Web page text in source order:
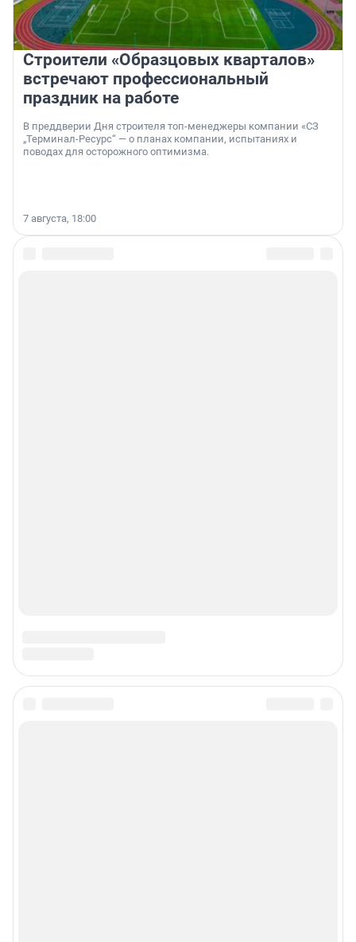
Строители «Образцовых кварталов»
встречают профессиональный
праздник на работе
В преддверии Дня строителя топ-менеджеры компании «СЗ
„Терминал-Ресурс“ — о планах компании, испытаниях и
поводах для осторожного оптимизма.
7 августа, 18:00